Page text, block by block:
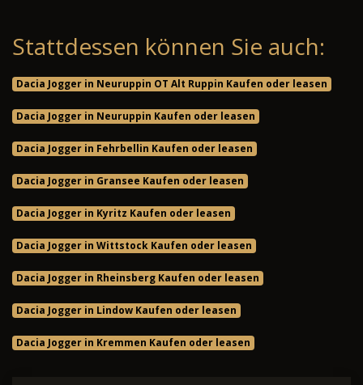
Stattdessen können Sie auch:
Dacia Jogger in Neuruppin OT Alt Ruppin Kaufen oder leasen
Dacia Jogger in Neuruppin Kaufen oder leasen
Dacia Jogger in Fehrbellin Kaufen oder leasen
Dacia Jogger in Gransee Kaufen oder leasen
Dacia Jogger in Kyritz Kaufen oder leasen
Dacia Jogger in Wittstock Kaufen oder leasen
Dacia Jogger in Rheinsberg Kaufen oder leasen
Dacia Jogger in Lindow Kaufen oder leasen
Dacia Jogger in Kremmen Kaufen oder leasen